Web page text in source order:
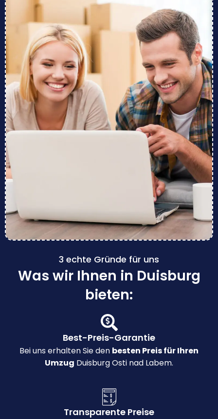
3 echte Gründe für uns
Was wir Ihnen in Duisburg
bieten:
Best-Preis-Garantie
Bei uns erhalten Sie den besten Preis für Ihren
Umzug Duisburg Osti nad Labem.
Transparente Preise